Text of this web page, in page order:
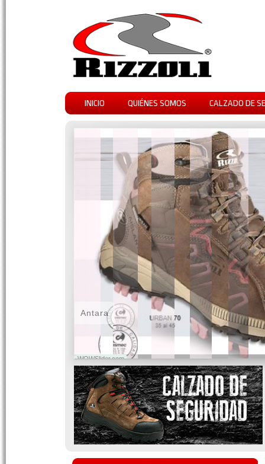
INICIO QUIÉNES SOMOS CALZADO DE
WOWSlider.com
Antara